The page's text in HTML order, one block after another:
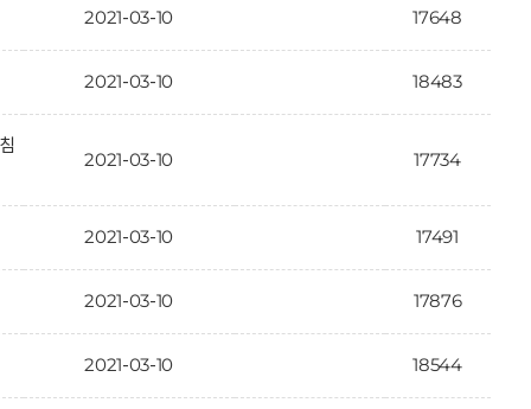
2021-03-10 17648
2021-03-10 18483
2021-03-10 17734
2021-03-10 17491
2021-03-10 17876
2021-03-10 18544